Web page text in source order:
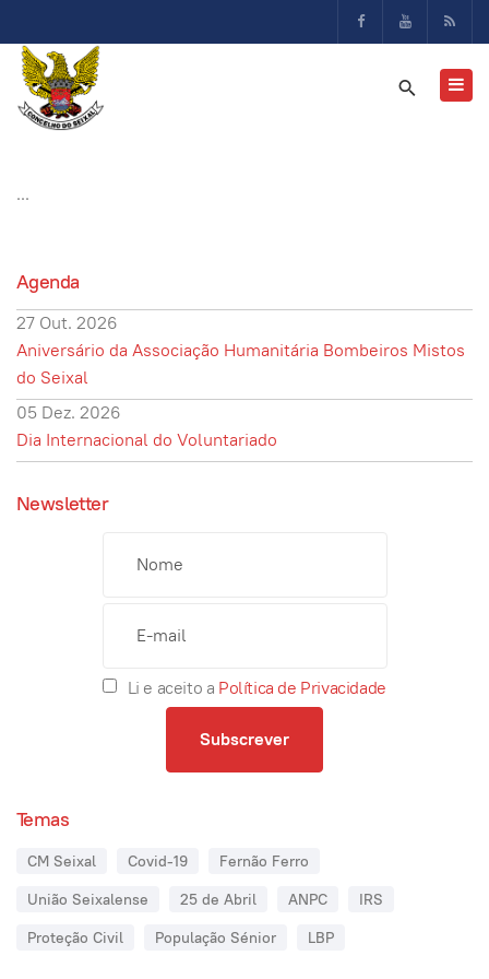
...
Agenda
27 Out. 2026
Aniversário da Associação Humanitária Bombeiros Mistos
do Seixal
05 Dez. 2026
Dia Internacional do Voluntariado
Newsletter
Li e aceito a Política de Privacidade
Temas
CM Seixal Covid-19
Fernão Ferro
União Seixalense
25 de Abril ANPC
IRS
Proteção Civil
População Sénior LBP